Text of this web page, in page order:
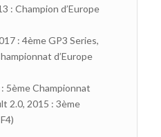
: Champion d’Europe
: 4ème GP3 Series,
d’Europe
5ème Championnat
2.0, 2015 : 3ème